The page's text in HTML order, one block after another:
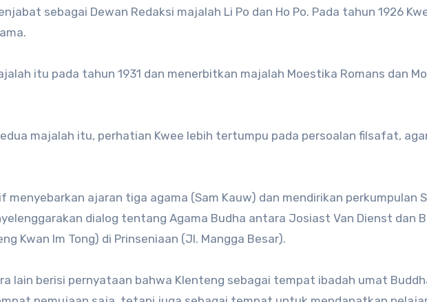
sebagai Dewan Redaksi majalah Li Po dan Ho Po. Pada tahun 1926
itu pada tahun 1931 dan menerbitkan majalah Moestika Romans dan
majalah itu, perhatian Kwee lebih tertumpu pada persoalan filsafat,
menyebarkan ajaran tiga agama (Sam Kauw) dan mendirikan perkumpulan
dialog tentang Agama Budha antara Josiast Van Dienst dan
Kwan Im Tong) di Prinseniaan (Jl. Mangga Besar).
lain berisi pernyataan bahwa Klenteng sebagai tempat ibadah umat